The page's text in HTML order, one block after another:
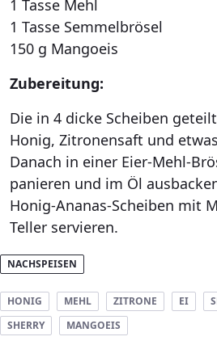
1 Tasse Mehl
1 Tasse Semmelbrösel
150 g Mangoeis
Zubereitung:
Die in 4 dicke Scheiben
Honig, Zitronensaft und
Danach in einer Eier-Mehl-
panieren und im Öl
Honig-Ananas-Scheiben mit
Teller servieren.
NACHSPEISEN
HONIG MEHL ZITRONE EI
SHERRY
MANGOEIS